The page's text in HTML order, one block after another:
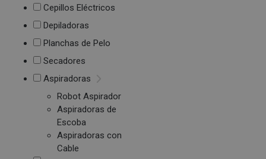
Cepillos Eléctricos
Depiladoras
Planchas de Pelo
Secadores
Aspiradoras
Robot Aspirador
Aspiradoras de
Escoba
Aspiradoras con
Cable